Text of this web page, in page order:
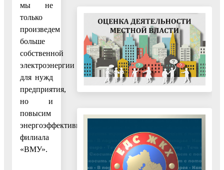
мы не
только
произведем
больше
собственной
электроэнергии
для нужд
предприятия,
но и
повысим
энергоэффективность
филиала
«ВМУ».